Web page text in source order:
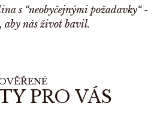
TRHY
s “neobyčejnými požadavky“ -
aby nás život bavil.
PRO VÁS